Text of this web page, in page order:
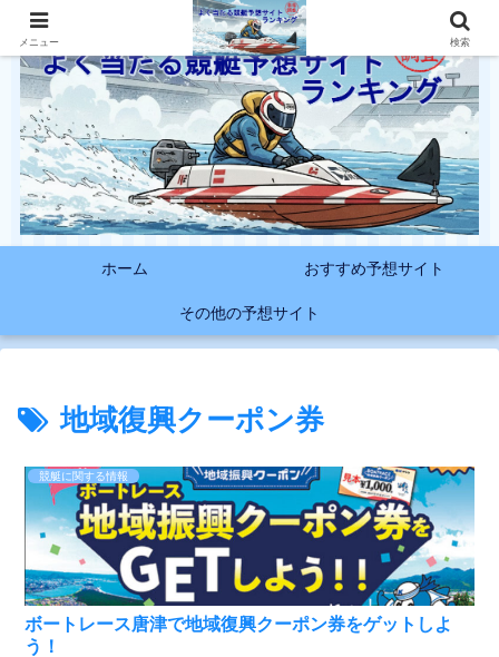
ホーム おすすめ予想サイト
その他の予想サイト
地域復興クーポン券
競艇に関する情報
ボートレース唐津で地域復興クーポン券をゲットしよ
う！
メニュー 検索